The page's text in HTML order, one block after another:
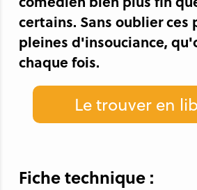
certains. Sans oublier ces
pleines d'insouciance,
chaque fois.
Le trouver en
Fiche technique :